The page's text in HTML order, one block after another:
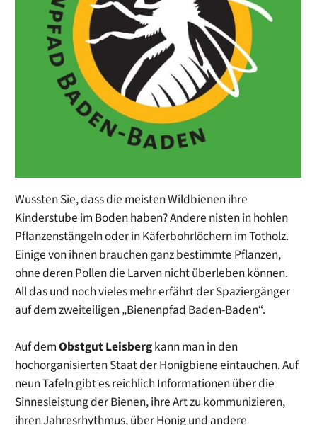
Wussten Sie, dass die meisten Wildbienen ihre
Kinderstube im Boden haben? Andere nisten in hohlen
Pflanzenstängeln oder in Käferbohrlöchern im Totholz.
Einige von ihnen brauchen ganz bestimmte Pflanzen,
ohne deren Pollen die Larven nicht überleben können.
All das und noch vieles mehr erfährt der Spaziergänger
auf dem zweiteiligen „Bienenpfad Baden-Baden“.
Auf demObstgut Leisbergkann man in den
hochorganisierten Staat der Honigbiene eintauchen. Auf
neun Tafeln gibt es reichlich Informationen über die
Sinnesleistung der Bienen, ihre Art zu kommunizieren,
ihren Jahresrhythmus, über Honig und andere